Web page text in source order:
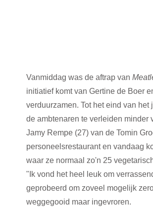
Vanmiddag was de aftrap van
initiatief komt van Gertine de Boer
verduurzamen. Tot het eind van
de ambtenaren te verleiden minder
Jamy Rempe (27) van de Tomin
personeelsrestaurant en vandaag
waar ze normaal zo'n 25
"Ik vond het heel leuk om
geprobeerd om zoveel mogelijk
weggegooid maar ingevroren.